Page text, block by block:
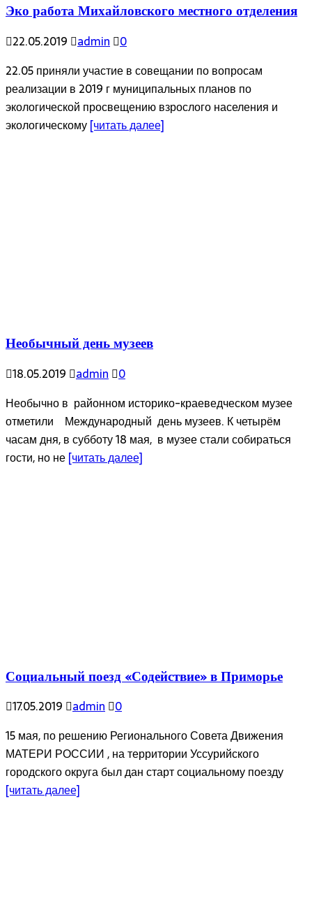
Эко работа Михайловского местного отделения
22.05.2019 admin
0
22.05 приняли участие в совещании по вопросам
реализации в 2019 г муниципальных планов по
экологической просвещению взрослого населения и
экологическому[читать далее]
Необычный день музеев
18.05.2019 admin
0
Необычно в районном историко-краеведческом музее
отметили Международный день музеев. К четырём
часам дня, в субботу 18 мая, в музее стали собираться
гости, но не[читать далее]
Социальный поезд «Содействие» в Приморье
17.05.2019 admin 0
15 мая, по решению Регионального Совета Движения
МАТЕРИ РОССИИ , на территории Уссурийского
городского округа был дан старт социальному поезду
[читать далее]